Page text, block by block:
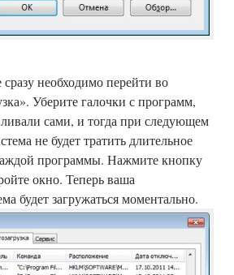
необходимо перейти во
Уберите галочки с программ,
сами, и тогда при следующем
не будет тратить длительное
программы. Нажмите кнопку
окно. Теперь ваша
будет загружаться моментально.